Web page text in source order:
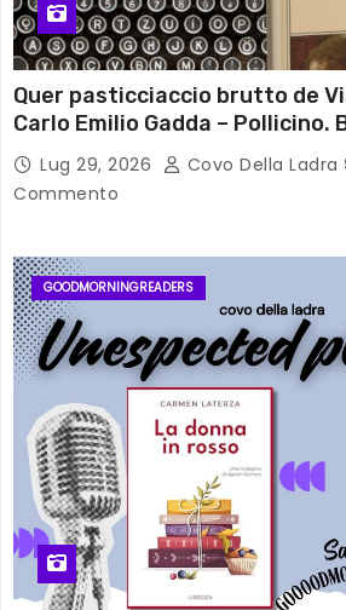
Quer pasticciaccio brutto de
Carlo Emilio Gadda –
Lug 29, 2026 Covo Della Ladra
Commento
GOODMORNINGREADERS